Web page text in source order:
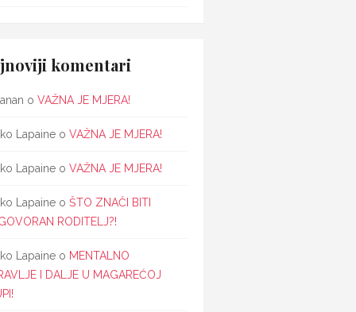
komentari
o VAŽNA JE MJERA!
Lapaine o VAŽNA JE MJERA!
Lapaine o VAŽNA JE MJERA!
Lapaine o ŠTO ZNAČI BITI
RODITELJ?!
Lapaine o MENTALNO
I DALJE U MAGAREĆOJ